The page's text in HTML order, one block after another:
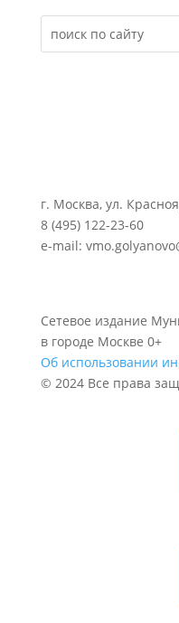
г. Москва, ул.
8 (495) 122-23-60
e-mail:
Сетевое издание
в городе Москве 0+
Об использовании
© 2024 Все права